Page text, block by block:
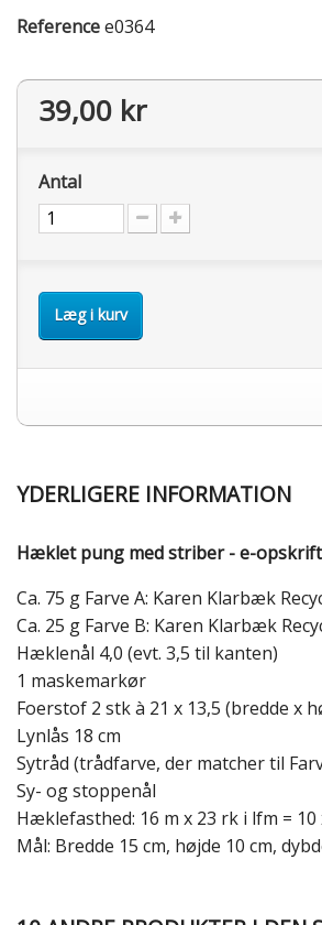
Referencee0364
39,00 kr
Antal
Læg i kurv
YDERLIGERE INFORMATION
Hæklet pung med striber - e-opskrift
Ca. 75 g Farve A: Karen Klarbæk
Ca. 25 g Farve B: Karen Klarbæk
Hæklenål 4,0 (evt. 3,5 til kanten)
1 maskemarkør
Foerstof 2 stk à 21 x 13,5 (bredde x
Lynlås 18 cm
Sytråd (trådfarve, der matcher til
Sy- og stoppenål
Hæklefasthed: 16 m x 23 rk i lfm = 10
Mål: Bredde 15 cm, højde 10 cm,